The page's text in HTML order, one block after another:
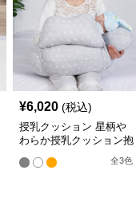
¥6,020 (税込)
授乳クッション 星柄や
わらか授乳クッション抱
き枕兼用多機能タイプ
全3色